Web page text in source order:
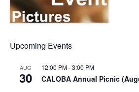
Upcoming Events
AUG
30
12:00 PM-3:00 PM
CALOBA Annual Picnic